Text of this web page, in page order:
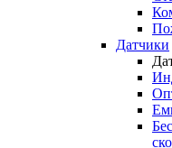
Датчики